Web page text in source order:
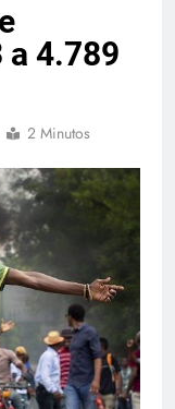
a 4.789
2 Minutos